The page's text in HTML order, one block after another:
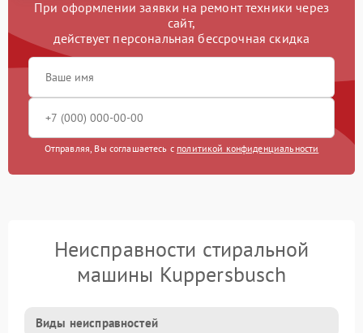
При оформлении заявки на ремонт техники через
сайт,
действует персональная бессрочная скидка
Отправляя, Вы соглашаетесь с политикой конфиденциальности
Неисправности стиральной
машины Kuppersbusch
Виды неисправностей